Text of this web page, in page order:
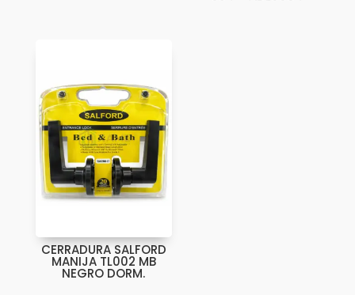
CERRADURA SALFORD
MANIJA TL002 MB
NEGRO DORM.